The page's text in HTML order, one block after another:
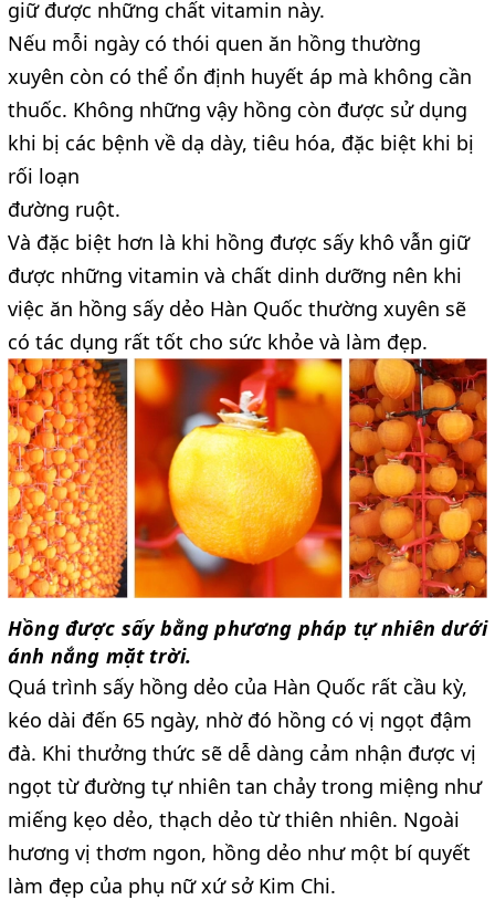
giữ được những chất vitamin này.
Nếu mỗi ngày có thói quen ăn hồng thường
xuyên còn có thể ổn định huyết áp mà không cần
thuốc. Không những vậy hồng còn được sử dụng
khi bị các bệnh về dạ dày, tiêu hóa, đặc biệt khi bị
rối loạn
đường ruột.
Và đặc biệt hơn là khi hồng được sấy khô vẫn giữ
được những vitamin và chất dinh dưỡng nên khi
việc ăn hồng sấy dẻo Hàn Quốc thường xuyên sẽ
có tác dụng rất tốt cho sức khỏe và làm đẹp.
Hồng được sấy bằng phương pháp tự nhiên dưới
ánh nắng mặt trời.
Quá trình sấy hồng dẻo của Hàn Quốc rất cầu kỳ,
kéo dài đến 65 ngày, nhờ đó hồng có vị ngọt đậm
đà. Khi thưởng thức sẽ dễ dàng cảm nhận được vị
ngọt từ đường tự nhiên tan chảy trong miệng như
miếng kẹo dẻo, thạch dẻo từ thiên nhiên. Ngoài
hương vị thơm ngon, hồng dẻo như một bí quyết
làm đẹp của phụ nữ xứ sở Kim Chi.